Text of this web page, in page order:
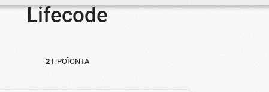
Lifecode
2ΠΡΟΪΌΝΤΑ